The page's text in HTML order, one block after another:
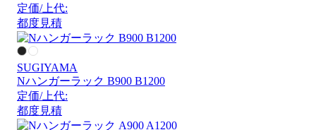
定価/上代:
都度見積
SUGIYAMA
Nハンガーラック B900 B1200
定価/上代:
都度見積